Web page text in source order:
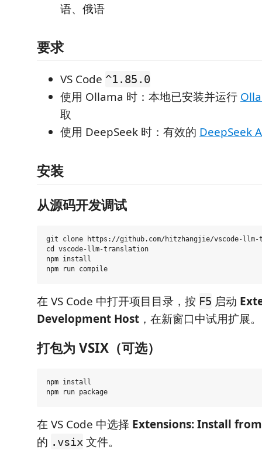
语、俄语
要求
VS Code ^1.85.0
使用 Ollama 时：本地已安装并运行
取
使用 DeepSeek 时：有效的 DeepSeek
安装
从源码开发调试
git clone https://github.com/hitzhangjie/vscode-
cd vscode-llm-translation
npm install
在 VS Code 中打开项目目录，按 F5 启动
Development Host ，在新窗口中试用扩展。
打包为 VSIX（可选）
npm install
在 VS Code 中选择 Extensions: Install from
的 .vsix 文件。